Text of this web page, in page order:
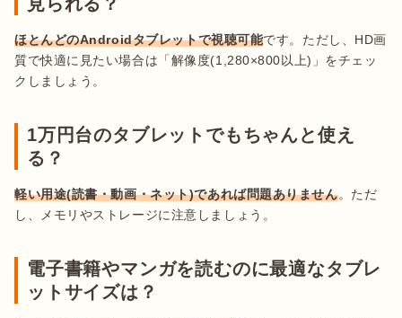
ほとんどのAndroidタブレットで視聴可能です。ただし、HD画
質で快適に見たい場合は「解像度(1,280×800以上)」をチェッ
クしましょう。
1万円台のタブレットでもちゃんと使え
る？
軽い用途(読書・動画・ネット)であれば問題ありません。ただ
し、メモリやストレージに注意しましょう。
電子書籍やマンガを読むのに最適なタブレ
ットサイズは？